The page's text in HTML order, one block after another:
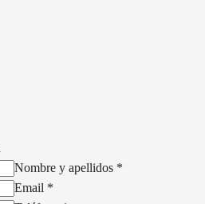
Nombre y apellidos *
Email *